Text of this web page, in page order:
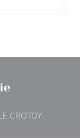
CROTOY((abre en